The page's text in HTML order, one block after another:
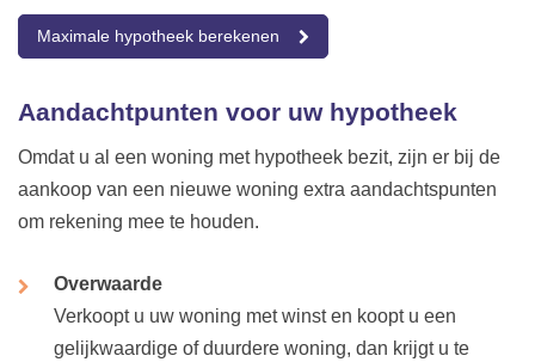
Maximale hypotheek berekenen
Aandachtpunten voor uw hypotheek
Omdat u al een woning met hypotheek bezit, zijn er bij de
aankoop van een nieuwe woning extra aandachtspunten
om rekening mee te houden.
Overwaarde
Verkoopt u uw woning met winst en koopt u een
gelijkwaardige of duurdere woning, dan krijgt u te